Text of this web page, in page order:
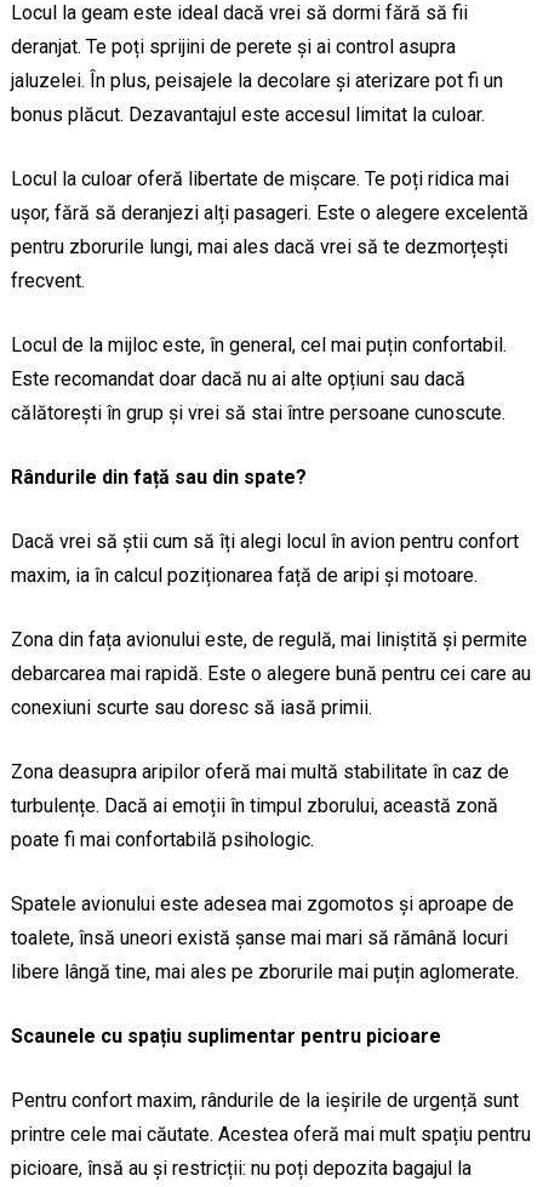
Locul la geam este ideal dacă vrei să dormi fără să fii
deranjat. Te poți sprijini de perete și ai control asupra
jaluzelei. În plus, peisajele la decolare și aterizare pot fi un
bonus plăcut. Dezavantajul este accesul limitat la culoar.
Locul la culoar oferă libertate de mișcare. Te poți ridica mai
ușor, fără să deranjezi alți pasageri. Este o alegere excelentă
pentru zborurile lungi, mai ales dacă vrei să te dezmorțești
frecvent.
Locul de la mijloc este, în general, cel mai puțin confortabil.
Este recomandat doar dacă nu ai alte opțiuni sau dacă
călătorești în grup și vrei să stai între persoane cunoscute.
Rândurile din față sau din spate?
Dacă vrei să știi cum să îți alegi locul în avion pentru confort
maxim, ia în calcul poziționarea față de aripi și motoare.
Zona din fața avionului este, de regulă, mai liniștită și permite
debarcarea mai rapidă. Este o alegere bună pentru cei care au
conexiuni scurte sau doresc să iasă primii.
Zona deasupra aripilor oferă mai multă stabilitate în caz de
turbulențe. Dacă ai emoții în timpul zborului, această zonă
poate fi mai confortabilă psihologic.
Spatele avionului este adesea mai zgomotos și aproape de
toalete, însă uneori există șanse mai mari să rămână locuri
libere lângă tine, mai ales pe zborurile mai puțin aglomerate.
Scaunele cu spațiu suplimentar pentru picioare
Pentru confort maxim, rândurile de la ieșirile de urgență sunt
printre cele mai căutate. Acestea oferă mai mult spațiu pentru
picioare, însă au și restricții: nu poți depozita bagajul la